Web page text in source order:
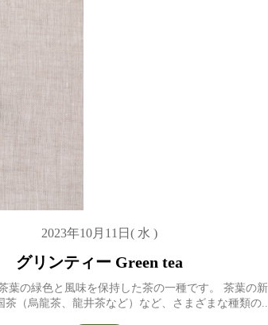
2023年10月11日( 水 )
グリンティー Green tea
葉の緑色と風味を保持した茶の一種です。 茶葉の
茶（烏龍茶、龍井茶など）など、さまざまな種類の